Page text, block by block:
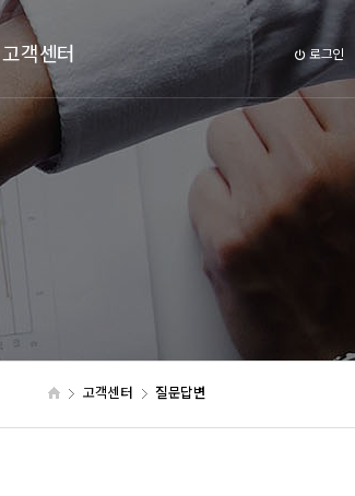
고객센터
질문과답변
로그인
고객센터 질문답변